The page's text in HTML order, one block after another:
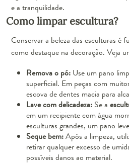
e a tranquilidade.
Como limpar escultura?
Conservar a beleza das esculturas é
como destaque na decoração. Veja
Remova o pó: Use um pano
superficial. Em peças com
escova de dentes macia para
Lave com delicadeza: Se a
em um recipiente com água
esculturas grandes, um pano
Seque bem:Após a limpeza,
retirar qualquer excesso de
possíveis danos ao material.